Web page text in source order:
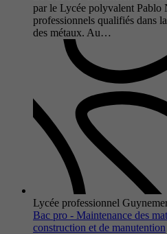
par le Lycée polyvalent Pablo
professionnels qualifiés dans
des métaux. Au…
Lycée professionnel
Bac pro - Maintenance des
construction et de manutention